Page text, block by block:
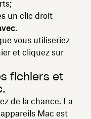
un clic droit
vous utiliseriez
et cliquez sur
fichiers et
de la chance. La
Mac est